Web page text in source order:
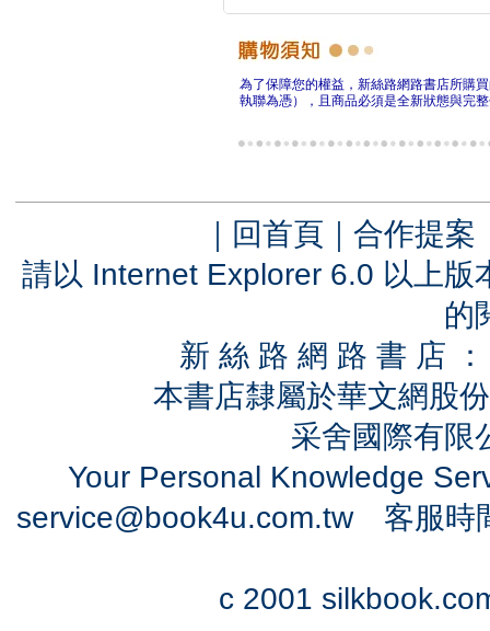
為了保障您的權益，新絲路網路書店所購
執聯為憑），且商品必須是全新狀態與完
｜ 回首頁 ｜ 合作提案
請以 Internet Explorer 6.0 以上
的
新 絲 路 網 路 書 店
本書店隸屬於華文網股
采舍國際有
Your Personal Knowledge
service@book4u.com.tw客服時
c 2001